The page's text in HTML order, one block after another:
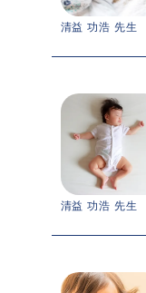
清益 功浩 先生
清益 功浩 先生